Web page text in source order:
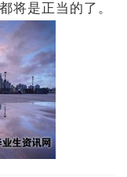
是正当的了。